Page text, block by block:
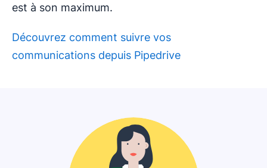
est à son maximum.
Découvrez comment suivre vos
communications depuis Pipedrive